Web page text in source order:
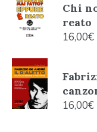
Chi
reato
16,00€
16,00€